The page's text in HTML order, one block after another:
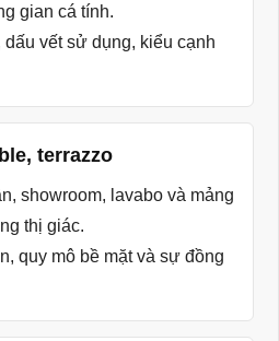
gian cá tính.
dấu vết sử dụng, kiểu cạnh
terrazzo
showroom, lavabo và mảng
thị giác.
quy mô bề mặt và sự đồng